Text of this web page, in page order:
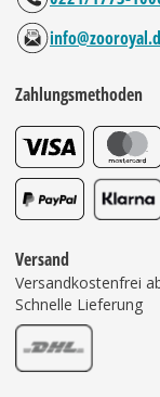
Zahlungsmethoden
Versand
Versandkostenfrei
Schnelle Lieferung